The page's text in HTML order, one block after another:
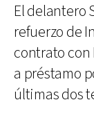
El delantero
refuerzo de
contrato
a préstamo
últimas dos